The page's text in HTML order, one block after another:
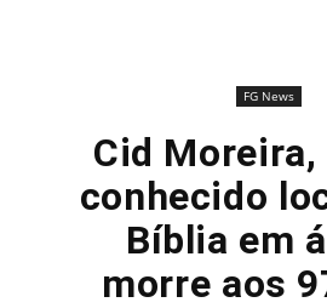
FG News
Cid
conhecido
Bíblia em
morre aos